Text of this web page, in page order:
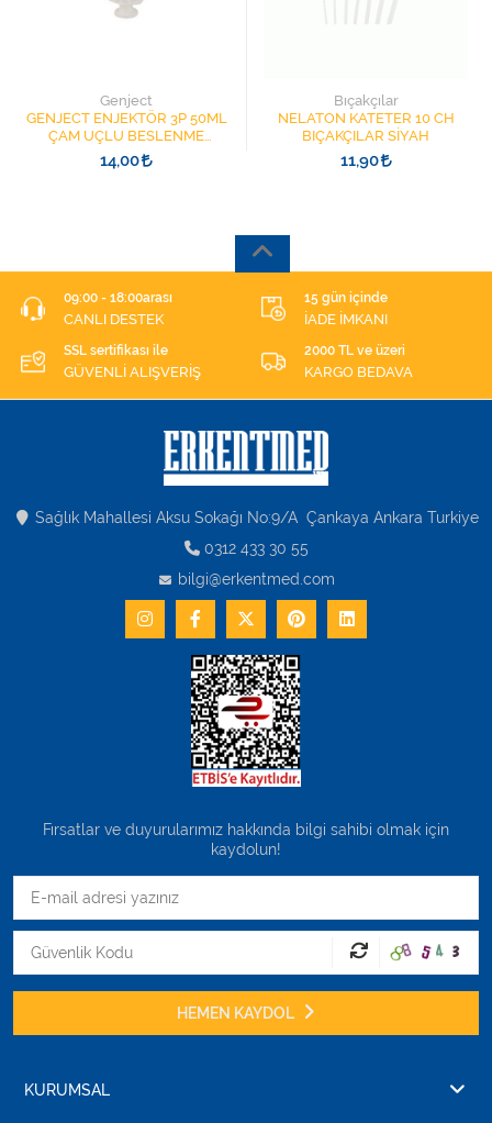
Genject
GENJECT ENJEKTÖR 3P 50ML
ÇAM UÇLU BESLENME
ŞIRINGASI 1852412 KATATER
UÇLU
14,00
Bıçakçılar
NELATON KATETER 10 CH
BIÇAKÇILAR SİYAH
11,90
09:00 - 18:00arası
CANLI DESTEK
15 gün içinde
İADE İMKANI
SSL sertifikası ile
GÜVENLİ ALIŞVERİŞ
2000 TL ve üzeri
KARGO BEDAVA
Sağlık Mahallesi Aksu Sokağı No:9/A Çankaya Ankara Turkiye
0312 433 30 55
bilgi@erkentmed.com
Fırsatlar ve duyurularımız hakkında bilgi sahibi olmak için
kaydolun!
HEMEN KAYDOL
KURUMSAL